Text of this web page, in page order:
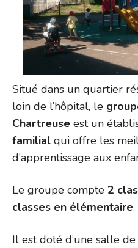
Situé dans un quartier
loin de l’hôpital, le
Chartreuse est un
familial qui offre les
d’apprentissage aux
Le groupe compte 2
classes en élémentaire.
Il est doté d’une salle